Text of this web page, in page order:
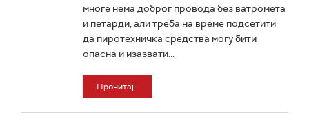
многе нема доброг провода без ватромета
и петарди, али треба на време подсетити
да пиротехничка средства могу бити
опасна и изазвати...
Прочитај